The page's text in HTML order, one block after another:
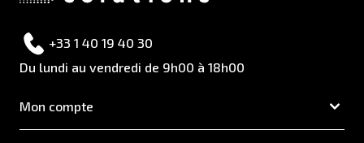
+33 1 40 19 40 30
Du lundi au vendredi de 9h00 à 18h00
Mon compte